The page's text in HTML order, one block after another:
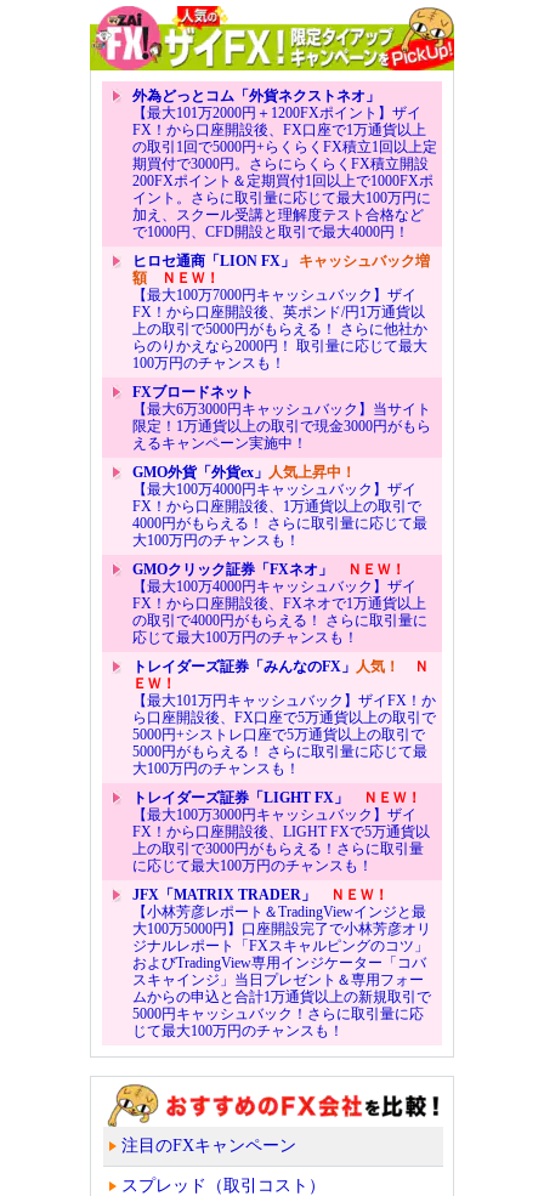
外為どっとコム「外貨ネクストネオ」
【最大101万2000円＋1200FXポイント】ザイ
FX！から口座開設後、FX口座で1万通貨以上
の取引1回で5000円+らくらくFX積立1回以上定
期買付で3000円。さらにらくらくFX積立開設
200FXポイント＆定期買付1回以上で1000FXポ
イント。さらに取引量に応じて最大100万円に
加え、スクール受講と理解度テスト合格など
で1000円、CFD開設と取引で最大4000円！
ヒロセ通商「LION FX」 キャッシュバック増
額ＮＥＷ！
【最大100万7000円キャッシュバック】ザイ
FX！から口座開設後、英ポンド/円1万通貨以
上の取引で5000円がもらえる！ さらに他社か
らのりかえなら2000円！ 取引量に応じて最大
100万円のチャンスも！
FXブロードネット
【最大6万3000円キャッシュバック】当サイト
限定！1万通貨以上の取引で現金3000円がもら
えるキャンペーン実施中！
GMO外貨「外貨ex」 人気上昇中！
【最大100万4000円キャッシュバック】ザイ
FX！から口座開設後、1万通貨以上の取引で
4000円がもらえる！ さらに取引量に応じて最
大100万円のチャンスも！
GMOクリック証券「FXネオ」
ＮＥＷ！
【最大100万4000円キャッシュバック】ザイ
FX！から口座開設後、FXネオで1万通貨以上
の取引で4000円がもらえる！ さらに取引量に
応じて最大100万円のチャンスも！
トレイダーズ証券「みんなのFX」 人気！
Ｎ
ＥＷ！
【最大101万円キャッシュバック】ザイFX！か
ら口座開設後、FX口座で5万通貨以上の取引で
5000円+シストレ口座で5万通貨以上の取引で
5000円がもらえる！ さらに取引量に応じて最
大100万円のチャンスも！
トレイダーズ証券「LIGHT FX」
ＮＥＷ！
【最大100万3000円キャッシュバック】ザイ
FX！から口座開設後、LIGHT FXで5万通貨以
上の取引で3000円がもらえる！さらに取引量
に応じて最大100万円のチャンスも！
JFX「MATRIX TRADER」
ＮＥＷ！
【小林芳彦レポート＆TradingViewインジと最
大100万5000円】口座開設完了で小林芳彦オリ
ジナルレポート「FXスキャルピングのコツ」
およびTradingView専用インジケーター「コバ
スキャインジ」当日プレゼント＆専用フォー
ムからの申込と合計1万通貨以上の新規取引で
5000円キャッシュバック！さらに取引量に応
じて最大100万円のチャンスも！
注目のFXキャンペーン
スプレッド（取引コスト）